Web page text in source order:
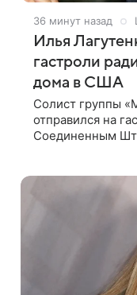
36 минут назад
Илья
гастроли
дома в США
Солист группы
отправился на
Соединенным